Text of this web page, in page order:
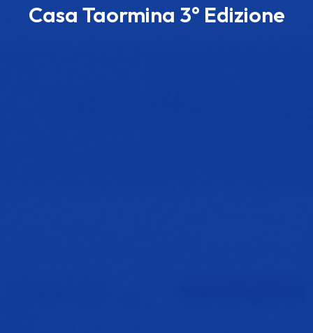
Casa Taormina 3° Edizione